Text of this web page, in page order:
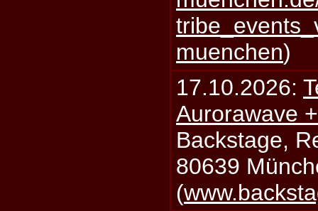
muenchen)
17.10.2026:
Aurorawave
Backstage,
80639
(